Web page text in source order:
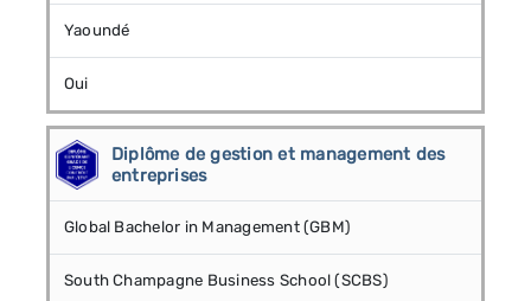
Yaoundé
Oui
Diplôme de gestion et management des
entreprises
Global Bachelor in Management (GBM)
South Champagne Business School (SCBS)